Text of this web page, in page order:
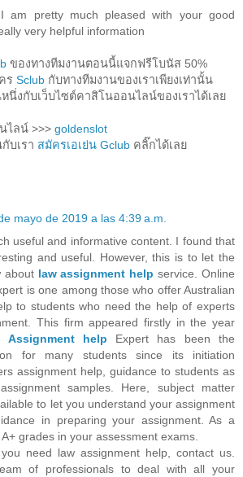
am pretty much pleased with your good
very helpful information
ของทางทีมงานตอนนี้แจกฟรีโบนัส 50%
ร Sclub กับทางทีมงานของเราเพียงเท่านั้น
นึ่งกับเว็บไซต์คาสิโนออนไลน์ของเราได้เลย
ไลน์ >>> goldenslot
บเรา สมัครเอเย่น Gclub คลิ๊กได้เลย
mayo de 2019 a las 4:39 a.m.
useful and informative content. I found that
and useful. However, this is to let the
about law assignment help service. Online
is one among those who offer Australian
to students who need the help of experts
This firm appeared firstly in the year
Assignment help Expert has been the
for many students since its initiation
assignment help, guidance to students as
samples. Here, subject matter
to let you understand your assignment
in preparing your assignment. As a
grades in your assessment exams.
need law assignment help, contact us.
of professionals to deal with all your